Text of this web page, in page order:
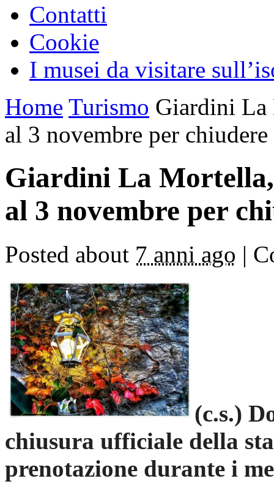
Contatti
Cookie
I musei da visitare
Home Turismo Giardini La
al 3 novembre per
Giardini La
al 3 novembre per
Posted about 7 anni ago |
(c.s.)
chiusura ufficiale della
prenotazione durante i